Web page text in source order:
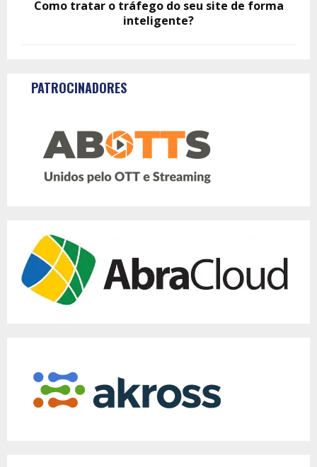
Como tratar o tráfego do seu site de forma
inteligente?
PATROCINADORES